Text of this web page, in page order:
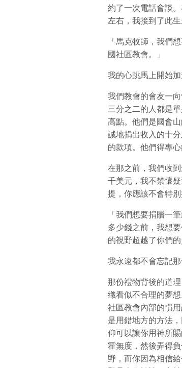
約了一次電話會談
左右，我接到了此
「馬克牧師，我們
國社區教會。」
我的心跳馬上開始加
我們教會的會友一
三分之二的人都是
高點。他們是國會
誠地捐出收入的十
的款項。他們得專
在那之前，我們收
千美元，我不禁懷
提，你應該不會特
「我們想要捐贈一
多少錢之前，我想
的視野超越了你們的
我永遠都不會忘記
那份禮物背後的道
織看似不合理的夢
社區教會內部的慣
是用錯地方的方法
仰可以讓你用神所
霍無度，然後弄得
野，而你因為相信